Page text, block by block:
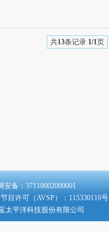
共13条记录 1/1页
备：37110002000001
许可（AVSP）：115330110号
太平洋科技股份有限公司